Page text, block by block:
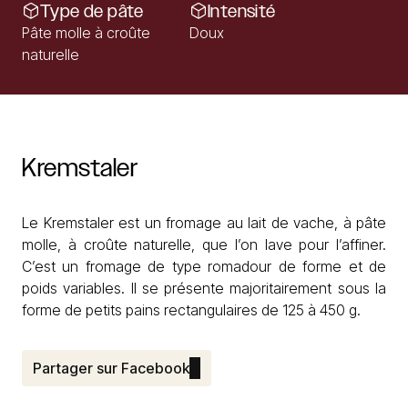
Type de pâte
Pâte molle à croûte
naturelle
Intensité
Doux
Kremstaler
Le Kremstaler est un fromage au lait de vache, à pâte
molle, à croûte naturelle, que l’on lave pour l’affiner.
C’est un fromage de type romadour de forme et de
poids variables. Il se présente majoritairement sous la
forme de petits pains rectangulaires de 125 à 450 g.
Partager sur Facebook